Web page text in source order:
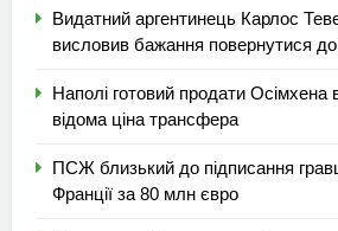
Видатний аргентинець Карлос
висловив бажання повернутися до
Наполі готовий продати
відома ціна трансфера
ПСЖ близький до підписання
Франції за 80 млн євро